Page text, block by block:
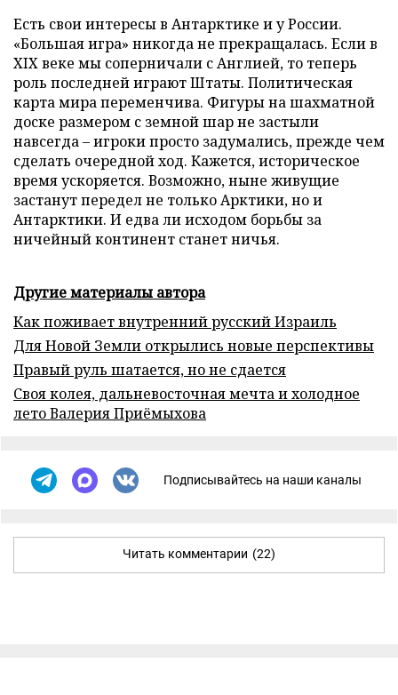
Есть свои интересы в Антарктике и у России.
«Большая игра» никогда не прекращалась. Если в
XIX веке мы соперничали с Англией, то теперь
роль последней играют Штаты. Политическая
карта мира переменчива. Фигуры на шахматной
доске размером с земной шар не застыли
навсегда – игроки просто задумались, прежде чем
сделать очередной ход. Кажется, историческое
время ускоряется. Возможно, ныне живущие
застанут передел не только Арктики, но и
Антарктики. И едва ли исходом борьбы за
ничейный континент станет ничья.
Другие материалы автора
Как поживает внутренний русский Израиль
Для Новой Земли открылись новые перспективы
Правый руль шатается, но не сдается
Своя колея, дальневосточная мечта и холодное
лето Валерия Приёмыхова
Подписывайтесь на наши каналы
Читать комментарии (22)